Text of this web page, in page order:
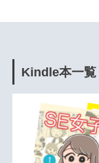
Kindle本一覧